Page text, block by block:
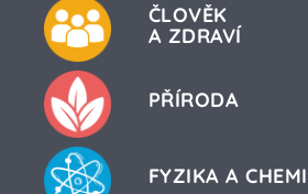
ČLOVĚK
A ZDRAVÍ
PŘÍRODA
FYZIKA A